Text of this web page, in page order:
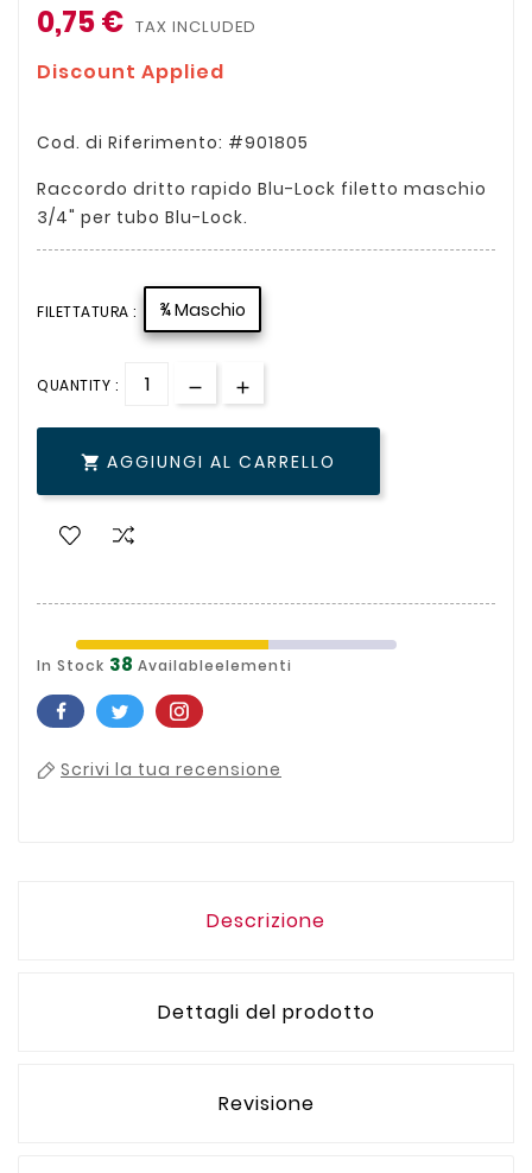
0,75 € TAX INCLUDED
Discount Applied
Cod. di Riferimento: #901805
Raccordo dritto rapido Blu-Lock filetto maschio
3/4" per tubo Blu-Lock.
FILETTATURA : ¾ Maschio
QUANTITY :
 AGGIUNGI AL CARRELLO
In Stock 38 Availableelementi
Scrivi la tua recensione
Descrizione
Dettagli del prodotto
Revisione